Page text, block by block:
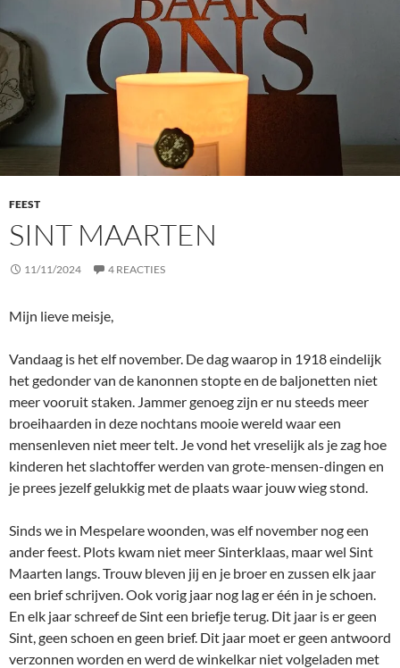
FEEST
SINT MAARTEN
11/11/2024 4 REACTIES
Mijn lieve meisje,
Vandaag is het elf november. De dag waarop in 1918 eindelijk
het gedonder van de kanonnen stopte en de baljonetten niet
meer vooruit staken. Jammer genoeg zijn er nu steeds meer
broeihaarden in deze nochtans mooie wereld waar een
mensenleven niet meer telt. Je vond het vreselijk als je zag hoe
kinderen het slachtoffer werden van grote-mensen-dingen en
je prees jezelf gelukkig met de plaats waar jouw wieg stond.
Sinds we in Mespelare woonden, was elf november nog een
ander feest. Plots kwam niet meer Sinterklaas, maar wel Sint
Maarten langs. Trouw bleven jij en je broer en zussen elk jaar
een brief schrijven. Ook vorig jaar nog lag er één in je schoen.
En elk jaar schreef de Sint een briefje terug. Dit jaar is er geen
Sint, geen schoen en geen brief. Dit jaar moet er geen antwoord
verzonnen worden en werd de winkelkar niet volgeladen met